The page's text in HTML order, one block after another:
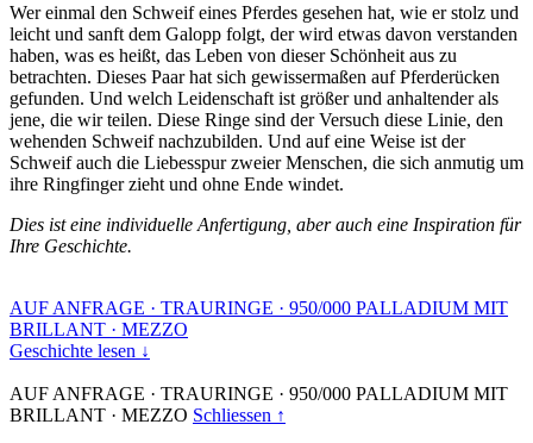
Wer einmal den Schweif eines Pferdes gesehen hat, wie er stolz und
leicht und sanft dem Galopp folgt, der wird etwas davon verstanden
haben, was es heißt, das Leben von dieser Schönheit aus zu
betrachten. Dieses Paar hat sich gewissermaßen auf Pferderücken
gefunden. Und welch Leidenschaft ist größer und anhaltender als
jene, die wir teilen. Diese Ringe sind der Versuch diese Linie, den
wehenden Schweif nachzubilden. Und auf eine Weise ist der
Schweif auch die Liebesspur zweier Menschen, die sich anmutig um
ihre Ringfinger zieht und ohne Ende windet.
Dies ist eine individuelle Anfertigung, aber auch eine Inspiration für
Ihre Geschichte.
AUF ANFRAGE · TRAURINGE · 950/000 PALLADIUM MIT
BRILLANT · MEZZO
Geschichte lesen ↓
AUF ANFRAGE · TRAURINGE · 950/000 PALLADIUM MIT
BRILLANT · MEZZO Schliessen ↑